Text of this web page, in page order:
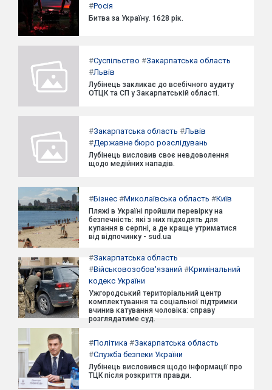
#Росія
Битва за Україну. 1628 рік.
#Суспільство #Закарпатська область
#Львів
Лубінець закликає до всебічного аудиту
ОТЦК та СП у Закарпатській області.
#Закарпатська область #Львів
#Державне бюро розслідувань
Лубінець висловив своє невдоволення
щодо медійних нападів.
#Бізнес #Миколаївська область #Київ
Пляжі в Україні пройшли перевірку на
безпечність: які з них підходять для
купання в серпні, а де краще утриматися
від відпочинку - sud.ua
#Закарпатська область
#Військовозобов'язаний #Кримінальний
кодекс України
Ужгородський територіальний центр
комплектування та соціальної підтримки
вчинив катування чоловіка: справу
розглядатиме суд.
#Політика #Закарпатська область
#Служба безпеки України
Лубінець висловився щодо інформації про
ТЦК після розкриття правди.